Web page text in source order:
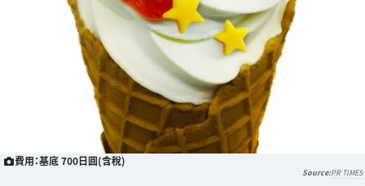
費用：基底 700日圓(含稅)
PR TIMES